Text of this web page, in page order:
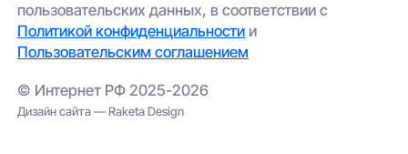
пользовательских данных, в соответствии с
Политикой конфиденциальности и
Пользовательским соглашением
© Интернет РФ 2025-2026
Дизайн сайта — Raketa Design